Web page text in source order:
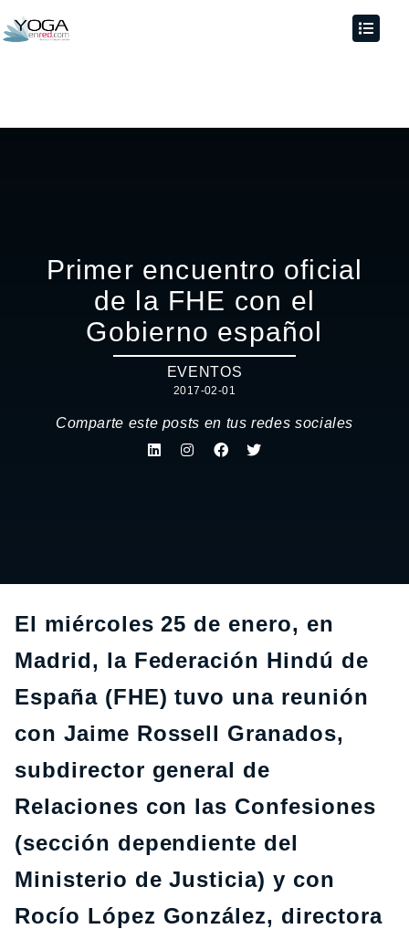
Primer encuentro oficial
de la FHE con el
Gobierno español
EVENTOS
2017-02-01
Comparte este posts en tus redes sociales
El miércoles 25 de enero, en
Madrid, la Federación Hindú de
España (FHE) tuvo una reunión
con Jaime Rossell Granados,
subdirector general de
Relaciones con las Confesiones
(sección dependiente del
Ministerio de Justicia) y con
Rocío López González, directora